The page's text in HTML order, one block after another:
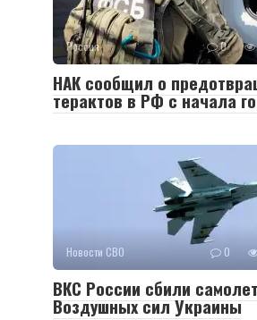
Россия 0
НАК сообщил о
терактов в РФ с начала
Новости СВО 0
ВКС России сбили
Воздушных сил Украины